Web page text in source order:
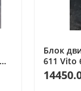
Блок
611 Vito
л.